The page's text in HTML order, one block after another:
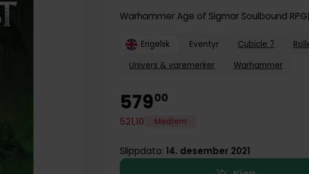
Warhammer Age of Sigmar Soulbound RPG
Engelsk Eventyr Cubicle 7
Univers & varemerker
Warhammer
57900
521,10 Medlem
Slippdato:14. desember 2021